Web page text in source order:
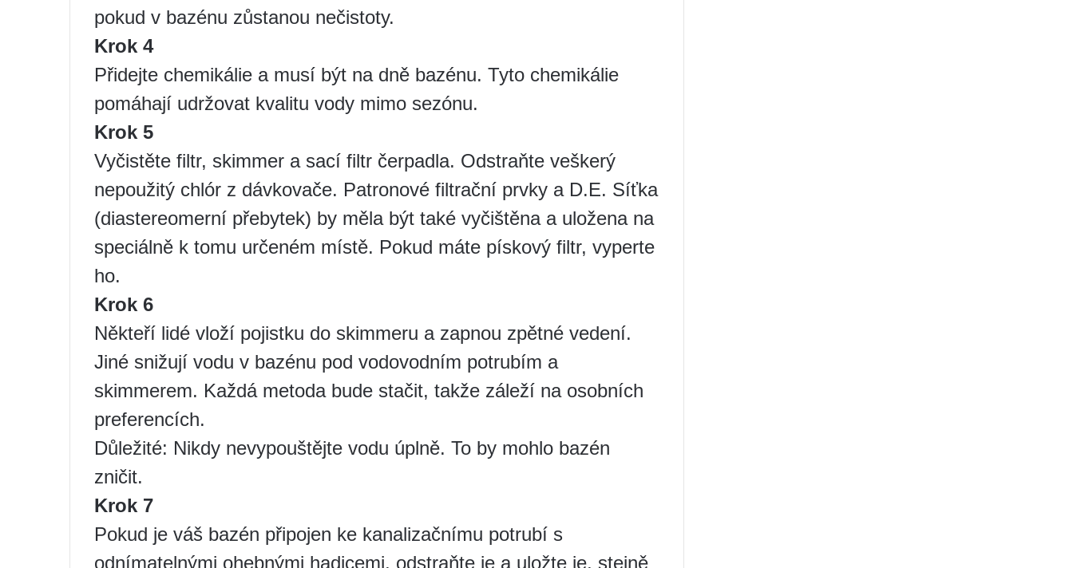
pokud v bazénu zůstanou nečistoty.
Krok 4
Přidejte chemikálie a musí být na dně bazénu. Tyto chemikálie
pomáhají udržovat kvalitu vody mimo sezónu.
Krok 5
Vyčistěte filtr, skimmer a sací filtr čerpadla. Odstraňte veškerý
nepoužitý chlór z dávkovače. Patronové filtrační prvky a D.E. Síťka
(diastereomerní přebytek) by měla být také vyčištěna a uložena na
speciálně k tomu určeném místě. Pokud máte pískový filtr, vyperte
ho.
Krok 6
Někteří lidé vloží pojistku do skimmeru a zapnou zpětné vedení.
Jiné snižují vodu v bazénu pod vodovodním potrubím a
skimmerem. Každá metoda bude stačit, takže záleží na osobních
preferencích.
Důležité: Nikdy nevypouštějte vodu úplně. To by mohlo bazén
zničit.
Krok 7
Pokud je váš bazén připojen ke kanalizačnímu potrubí s
odnímatelnými ohebnými hadicemi, odstraňte je a uložte je, stejně